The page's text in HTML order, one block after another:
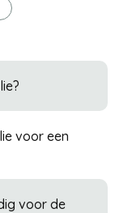
voor een
voor de